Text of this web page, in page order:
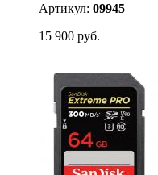
Артикул: 09945
15 900 руб.